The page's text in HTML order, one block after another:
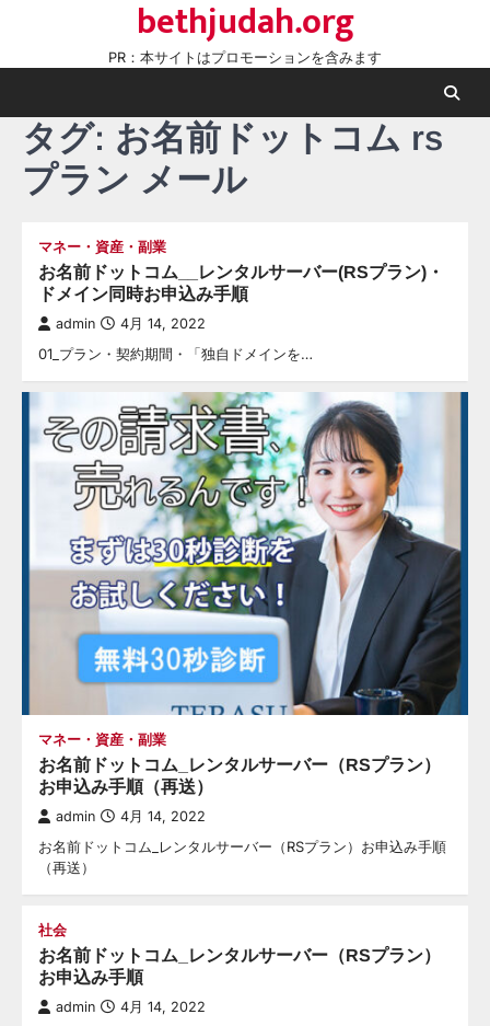
content
bethjudah.org
PR：本サイトはプロモーションを含みます
タグ: お名前ドットコム rs
プラン メール
マネー・資産・副業
お名前ドットコム__レンタルサーバー(RSプラン)・
ドメイン同時お申込み手順
admin 4月 14, 2022
01_プラン・契約期間・「独自ドメインを…
マネー・資産・副業
お名前ドットコム_レンタルサーバー（RSプラン）
お申込み手順（再送）
admin 4月 14, 2022
お名前ドットコム_レンタルサーバー（RSプラン）お申込み手順
（再送）
社会
お名前ドットコム_レンタルサーバー（RSプラン）
お申込み手順
admin 4月 14, 2022